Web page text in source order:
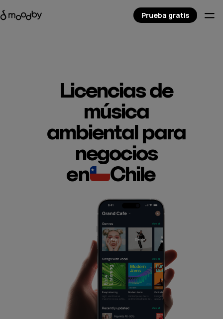
Licencias de
música
ambiental para
negocios
en
Chile
Prueba gratis